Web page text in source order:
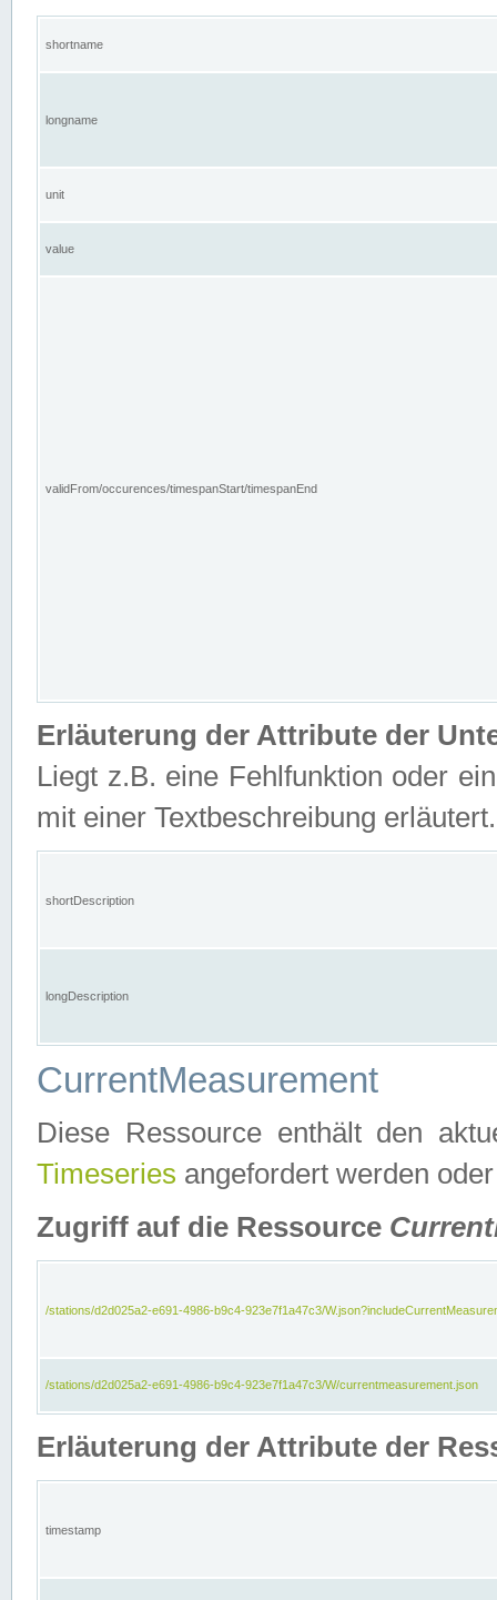
shortname
longname
unit
value
validFrom/occurences/timespanStart/timespanEnd
Erläuterung der Attribute der
Liegt z.B. eine Fehlfunktion oder
mit einer Textbeschreibung erläutert.
shortDescription
longDescription
CurrentMeasurement
Diese Ressource enthält den
Timeseries angefordert werden
Zugriff auf die Ressource
/stations/d2d025a2-e691-4986-b9c4-923e7f1a47c3/
/stations/d2d025a2-e691-4986-b9c4-923e7f1a47c3/W/currentmeasurement.json
Erläuterung der Attribute der
timestamp